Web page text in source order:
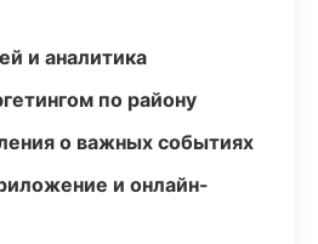
и аналитика
по району
о важных событиях
и онлайн-